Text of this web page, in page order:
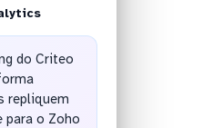
do Criteo
repliquem
o Zoho